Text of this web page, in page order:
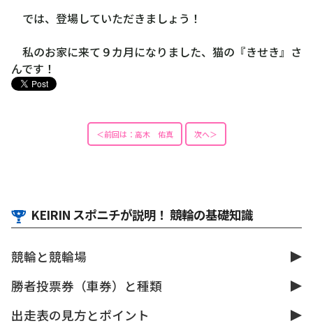
では、登場していただきましょう！
私のお家に来て９カ月になりました、猫の『きせき』さ
んです！
＜前回は：高木 佑真 次へ＞
KEIRIN スポニチが説明！ 競輪の基礎知識
競輪と競輪場
勝者投票券（車券）と種類
出走表の見方とポイント